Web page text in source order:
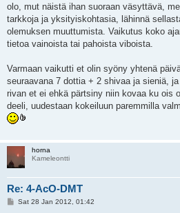
olo, mut näistä ihan suoraan väsyttävä,
tarkkoja ja yksityiskohtasia, lähinnä
olemuksen muuttumista. Vaikutus koko
tietoa vainoista tai pahoista viboista.
Varmaan vaikutti et olin syöny yhtenä
seuraavana 7 dottia + 2 shivaa ja sieniä,
rivan et ei ehkä pärtsiny niin kovaa ku ois
deeli, uudestaan kokeiluun paremmilla
horna
Kameleontti
Re: 4-AcO-DMT
PSat 28 Jan 2012, 01:42